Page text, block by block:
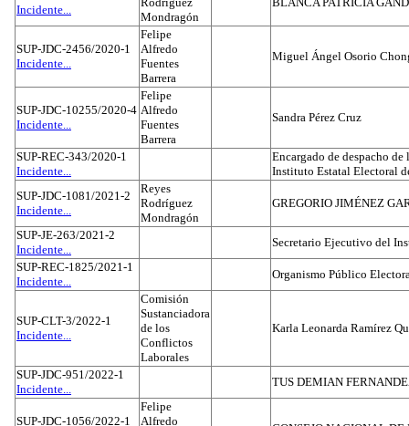
Incidente...
Mondragón
SUP-JDC-2456/2020-1
Incidente...
Felipe
Alfredo
Fuentes
Barrera
Miguel Ángel Osorio
SUP-JDC-10255/2020-4
Incidente...
Felipe
Alfredo
Fuentes
Barrera
Sandra Pérez Cruz
SUP-REC-343/2020-1
Incidente...
Encargado de despacho
Instituto Estatal Electoral
SUP-JDC-1081/2021-2
Incidente...
Reyes
Rodríguez
Mondragón
GREGORIO JIMÉNEZ
SUP-JE-263/2021-2
Incidente...
Secretario Ejecutivo del
SUP-REC-1825/2021-1
Incidente...
Organismo Público
SUP-CLT-3/2022-1
Incidente...
Comisión
Sustanciadora
de los
Conflictos
Laborales
Karla Leonarda Ramírez
SUP-JDC-951/2022-1
Incidente...
TUS DEMIAN
SUP-JDC-1056/2022-1
Felipe
Alfredo